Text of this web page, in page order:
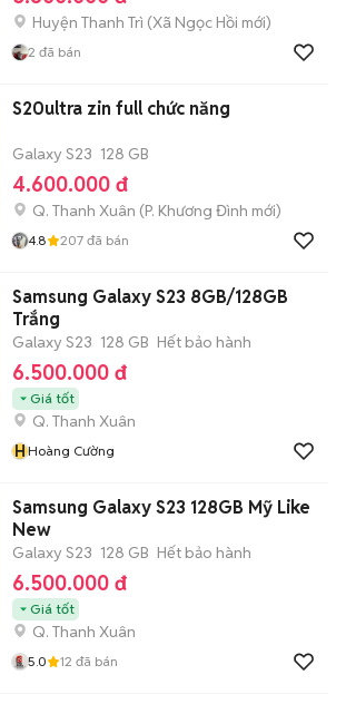
Huyện Thanh Trì (Xã Ngọc Hồi mới)
2 đã bán
S20ultra zin full chức năng
Galaxy S23 128 GB
4.600.000 đ
Q. Thanh Xuân (P. Khương Đình mới)
4.8 207 đã bán
Samsung Galaxy S23 8GB/128GB
Trắng
Galaxy S23 128 GB Hết bảo hành
6.500.000 đ
Giá tốt
Q. Thanh Xuân
HHoàng Cường
Samsung Galaxy S23 128GB Mỹ Like
New
Galaxy S23 128 GB Hết bảo hành
6.500.000 đ
Giá tốt
Q. Thanh Xuân
5.0 12 đã bán